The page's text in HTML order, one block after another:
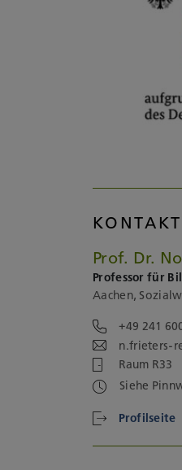
KONTAKT
Prof. Dr.
Professor für
Aachen,
+49 241
n.frieters-
Raum R33
Siehe
Profilseite